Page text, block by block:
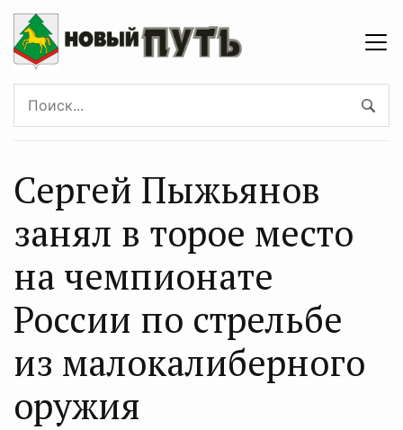
Сергей Пыжьянов
занял в торое место
на чемпионате
России по стрельбе
из малокалиберного
оружия